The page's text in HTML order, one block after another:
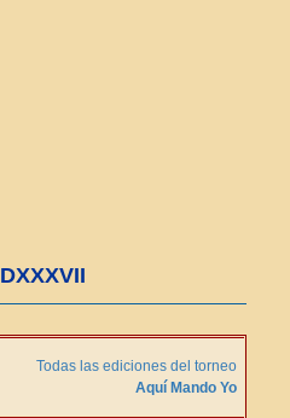
Todas las ediciones del torneo
Aquí Mando Yo